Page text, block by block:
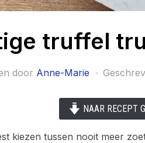
truffel
door Anne-Marie
NAAR RECEPT
kiezen tussen nooit meer